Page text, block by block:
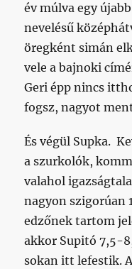
év múlva egy
nevelésű
öregként simán
vele a bajnoki
Geri épp nincs
fogsz, nagyot
És végül Supka.
a szurkolók,
valahol
nagyon szigorúan
edzőnek tartom
akkor Supitó 7,5-
sokan itt lefestik.